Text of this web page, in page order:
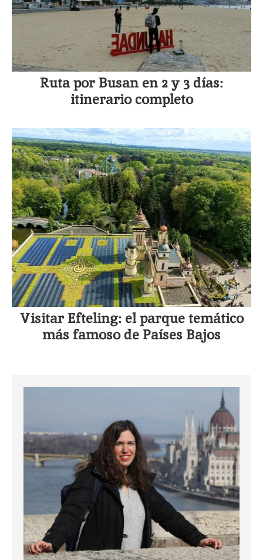
Ruta por Busan en 2 y 3 días:
itinerario completo
Visitar Efteling: el parque temático
más famoso de Países Bajos